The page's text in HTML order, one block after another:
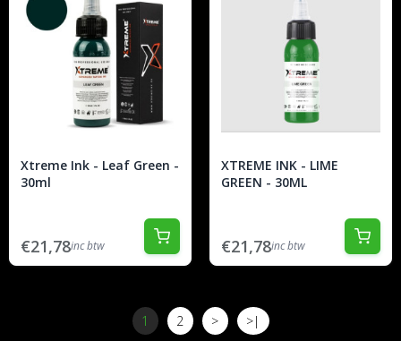
Xtreme Ink - Leaf Green -
30ml
€21,78inc btw
XTREME INK - LIME
GREEN - 30ML
€21,78inc btw
1 2 > >|